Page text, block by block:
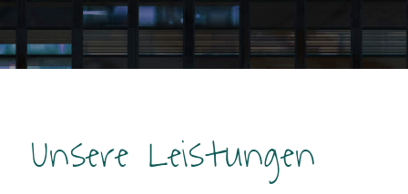
Unsere Leistungen